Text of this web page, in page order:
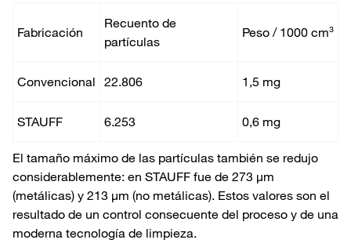
Fabricación
Recuento de
partículas
Peso / 1000 cm³
Convencional 22.806 1,5 mg
STAUFF 6.253 0,6 mg
El tamaño máximo de las partículas también se redujo
considerablemente: en STAUFF fue de 273 µm
(metálicas) y 213 µm (no metálicas). Estos valores son el
resultado de un control consecuente del proceso y de una
moderna tecnología de limpieza.